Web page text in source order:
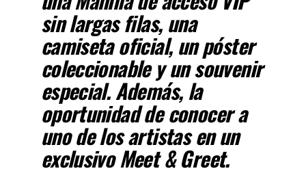
sin largas filas, una
camiseta oficial, un póster
coleccionable y un souvenir
especial. Además, la
oportunidad de conocer a
uno de los artistas en un
exclusivo Meet & Greet.